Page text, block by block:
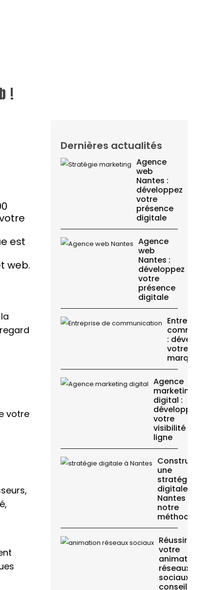
!
est
web.
votre
Dernières actualités
Agence
web
Nantes :
développez
votre
présence
digitale
Agence
web
Nantes :
développez
votre
présence
digitale
Entreprise
:
votre
marque
Agence
marketing
digital :
développez
votre
visibilité en
ligne
Construire
une
stratégie
digitale à
Nantes :
notre
méthode
Réussir
votre
animation
réseaux
sociaux :
conseils